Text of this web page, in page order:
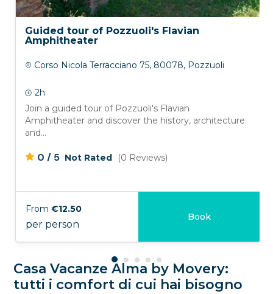
Guided tour of Pozzuoli's Flavian
Amphitheater
Corso Nicola Terracciano 75, 80078, Pozzuoli
2h
Join a guided tour of Pozzuoli's Flavian
Amphitheater and discover the history, architecture
and...
0 /5 Not Rated (0 Reviews)
From €12.50
per person
Book
Casa Vacanze Alma by Movery:
tutti i comfort di cui hai bisogno